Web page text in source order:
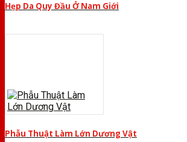
Hẹp Da Quy Đầu Ở Nam Giới
Phẫu Thuật Làm Lớn Dương Vật